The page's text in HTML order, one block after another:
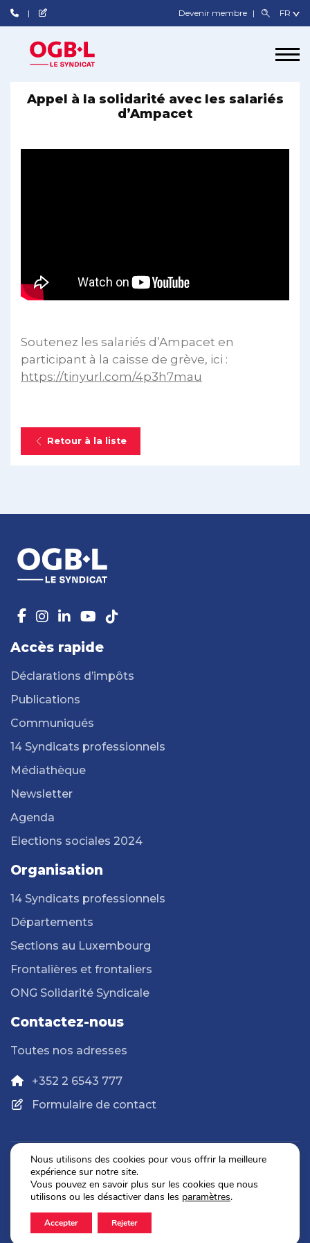
Devenir membre
Appel à la solidarité avec les salariés
d’Ampacet
Soutenez les salariés d’Ampacet en
participant à la caisse de grève, ici :
https://tinyurl.com/4p3h7mau
Retour à la liste
Accès rapide
Déclarations d’impôts
Publications
Communiqués
14 Syndicats professionnels
Médiathèque
Newsletter
Agenda
Elections sociales 2024
Organisation
14 Syndicats professionnels
Départements
Sections au Luxembourg
Frontalières et frontaliers
ONG Solidarité Syndicale
Contactez-nous
Toutes nos adresses
+352 2 6543 777
Formulaire de contact
Politique de confidentialité
Mentions légales
2026 © OGBL. Tous droits réservés.
Nous utilisons des cookies pour vous offrir la meilleure
expérience sur notre site.
Vous pouvez en savoir plus sur les cookies que nous
utilisons ou les désactiver dans les paramètres.
Accepter Rejeter